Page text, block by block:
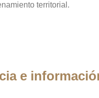
territorial.
e